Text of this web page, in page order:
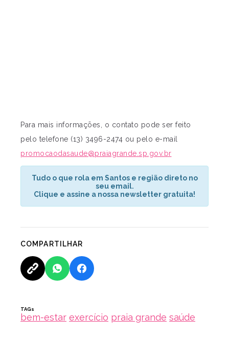
Para mais informações, o contato pode ser feito
pelo telefone (13) 3496-2474 ou pelo e-mail
promocaodasaude@praiagrande.sp.gov.br
Tudo o que rola em Santos e região direto no
seu email.
Clique e assine a nossa newsletter gratuita!
COMPARTILHAR
TAGs
bem-estar exercício praia grande saúde